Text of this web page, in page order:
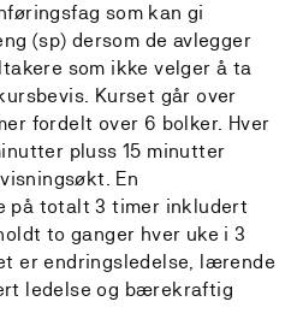
som kan gi
(sp) dersom de avlegger
som ikke velger å ta
Kurset går over
fordelt over 6 bolker. Hver
pluss 15 minutter
En
på totalt 3 timer inkludert
to ganger hver uke i 3
er endringsledelse, lærende
ledelse og bærekraftig